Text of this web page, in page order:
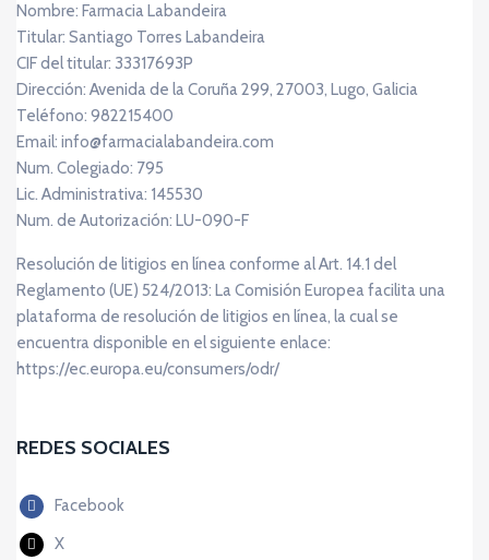
Nombre: Farmacia Labandeira
Titular: Santiago Torres Labandeira
CIF del titular: 33317693P
Dirección: Avenida de la Coruña 299, 27003, Lugo, Galicia
Teléfono: 982215400
Email: info@farmacialabandeira.com
Num. Colegiado: 795
Lic. Administrativa: 145530
Num. de Autorización: LU-090-F
Resolución de litigios en línea conforme al Art. 14.1 del
Reglamento (UE) 524/2013: La Comisión Europea facilita una
plataforma de resolución de litigios en línea, la cual se
encuentra disponible en el siguiente enlace:
https://ec.europa.eu/consumers/odr/
REDES SOCIALES
Facebook
X